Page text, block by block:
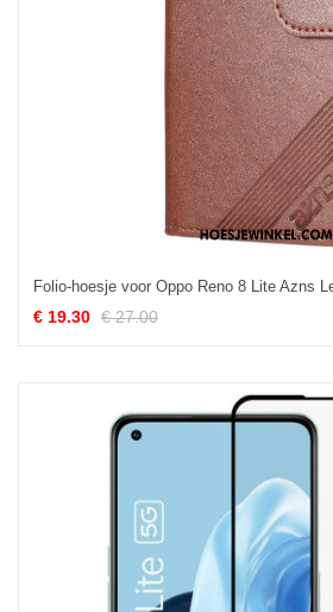
Folio-hoesje voor Oppo Reno 8 Lite Azns
€ 19.30 € 27.00